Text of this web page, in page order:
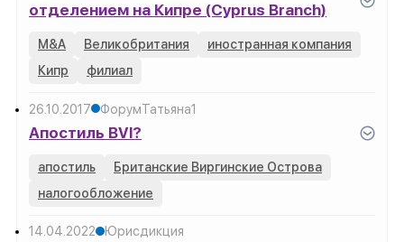
отделением на Кипре (Cyprus Branch)
M&A Великобритания
иностранная компания
Кипр
филиал
26.10.2017 ФорумТатьяна1
Апостиль BVI?
апостиль
Британские Виргинские Острова
налогообложение
14.04.2022 Юрисдикция